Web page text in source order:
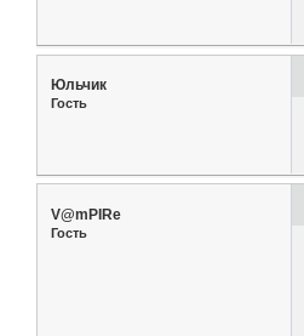
Юльчик
Гость
V@mPIRe
Гость